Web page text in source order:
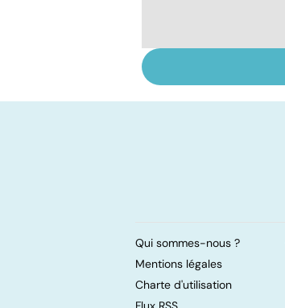
DMLA
Qui sommes-nous ?
Mentions légales
Charte d'utilisation